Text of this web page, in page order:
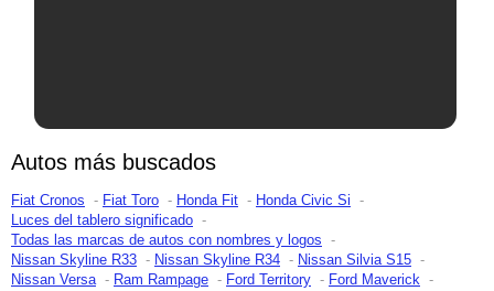
Autos más buscados
Fiat Cronos Fiat Toro Honda Fit
Honda Civic Si
Luces del tablero significado
Todas las marcas de autos con nombres y logos
Nissan Skyline R33
Nissan Skyline R34
Nissan Silvia S15
Nissan Versa
Ram Rampage Ford Territory Ford Maverick